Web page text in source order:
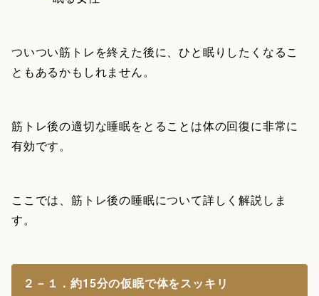
ついつい筋トレを終えた後に、ひと眠りしたくなるこ
ともあるかもしれません。
筋トレ後の適切な睡眠をとることは体の回復に非常に
有効です。
ここでは、筋トレ後の睡眠について詳しく解説しま
す。
２－１．約15分の仮眠で体をスッキリ